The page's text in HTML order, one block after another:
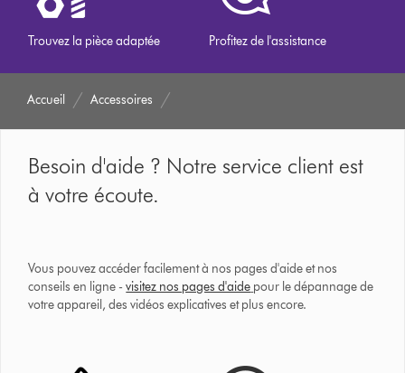
Trouvez la pièce adaptée Profitez de l'assistance
Accueil Accessoires
Besoin d'aide ? Notre service client est
à votre écoute.
Vous pouvez accéder facilement à nos pages d'aide et nos
conseils en ligne -visitez nos pages d'aide pour le dépannage de
votre appareil, des vidéos explicatives et plus encore.